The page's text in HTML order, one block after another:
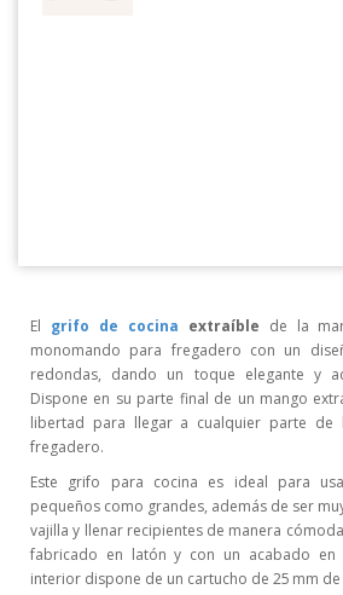
El grifo de cocina extraíble de la
monomando para fregadero con un
redondas, dando un toque elegante y
Dispone en su parte final de un mango
libertad para llegar a cualquier parte de
fregadero.
Este grifo para cocina es ideal para
pequeños como grandes, además de ser
vajilla y llenar recipientes de manera
fabricado en latón y con un acabado en
interior dispone de un cartucho de 25 mm